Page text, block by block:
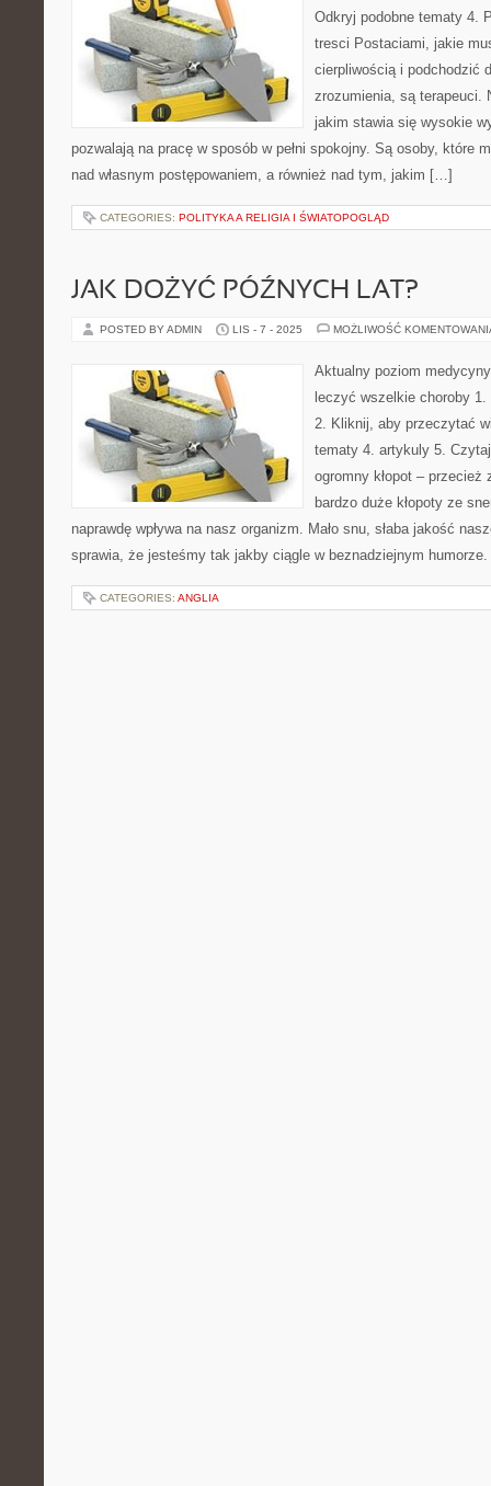
Odkryj podobne tematy 4.
tresci Postaciami, jakie
cierpliwością i podchodzić
zrozumienia, są terapeuci.
jakim stawia się wysokie
pozwalają na pracę w sposób w pełni spokojny. Są osoby, które
nad własnym postępowaniem, a również nad tym, jakim […]
CATEGORIES: POLITYKA A RELIGIA I ŚWIATOPOGLĄD
JAK DOŻYĆ PÓŹNYCH LAT?
POSTED BY ADMIN LIS - 7 - 2025 MOŻLIWOŚĆ
Aktualny poziom
leczyć wszelkie choroby
2. Kliknij, aby przeczytać
tematy 4. artykuly 5.
ogromny kłopot – przecież
bardzo duże kłopoty ze
naprawdę wpływa na nasz organizm. Mało snu, słaba jakość
sprawia, że jesteśmy tak jakby ciągle w beznadziejnym
CATEGORIES: ANGLIA